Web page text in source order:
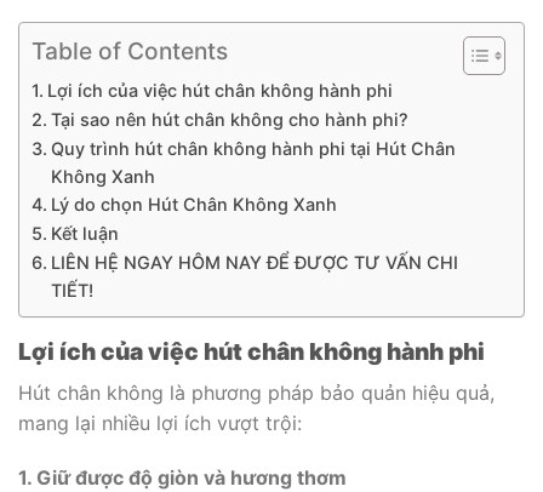
Table of Contents
Lợi ích của việc hút chân không hành phi
Tại sao nên hút chân không cho hành phi?
Quy trình hút chân không hành phi tại Hút Chân
Không Xanh
Lý do chọn Hút Chân Không Xanh
Kết luận
LIÊN HỆ NGAY HÔM NAY ĐỂ ĐƯỢC TƯ VẤN CHI
TIẾT!
Lợi ích của việc hút chân không hành phi
Hút chân không là phương pháp bảo quản hiệu quả,
mang lại nhiều lợi ích vượt trội:
1. Giữ được độ giòn và hương thơm